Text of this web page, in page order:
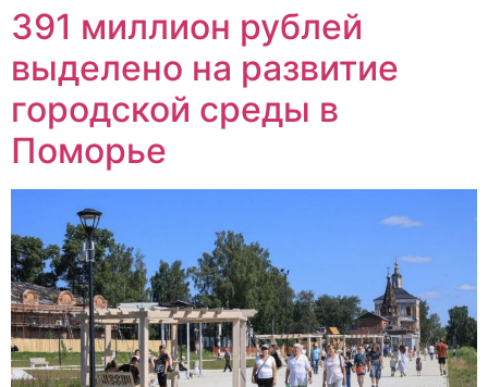
391 миллион рублей
выделено на развитие
городской среды в
Поморье